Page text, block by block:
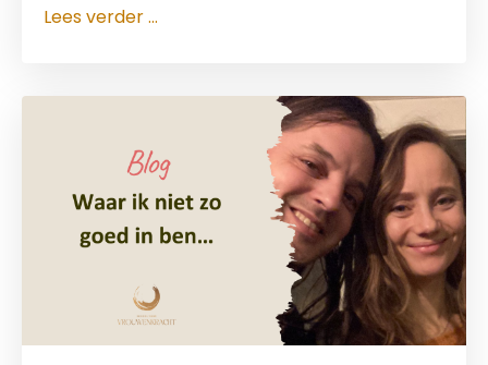
Lees verder ...